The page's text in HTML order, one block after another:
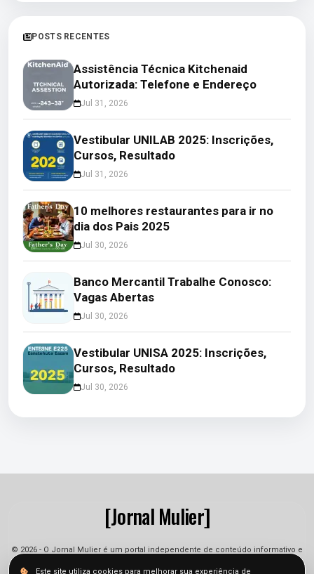
POSTS RECENTES
Assistência Técnica Kitchenaid
Autorizada: Telefone e Endereço
Jul 31, 2026
Vestibular UNILAB 2025: Inscrições,
Cursos, Resultado
Jul 31, 2026
10 melhores restaurantes para ir no
dia dos Pais 2025
Jul 30, 2026
Banco Mercantil Trabalhe Conosco:
Vagas Abertas
Jul 30, 2026
Vestibular UNISA 2025: Inscrições,
Cursos, Resultado
Jul 30, 2026
[Jornal Mulier]
© 2026 - O Jornal Mulier é um portal independente de conteúdo informativo e
jornalístico. As informações podem sofrer alterações.
Este site utiliza cookies para melhorar sua experiência de